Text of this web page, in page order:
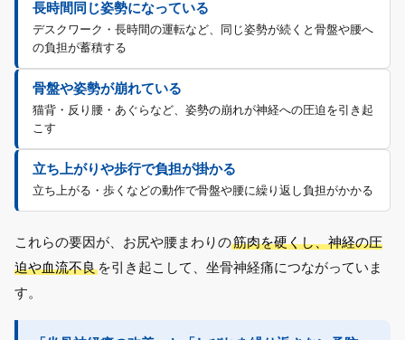
長時間同じ姿勢になっている
デスクワーク・長時間の運転など、同じ姿勢が続くと骨盤や腰へ
の負担が蓄積する
骨盤や姿勢が崩れている
猫背・反り腰・あぐらなど、姿勢の崩れが神経への圧迫を引き起
こす
立ち上がりや歩行で負担が掛かる
立ち上がる・歩くなどの動作で骨盤や腰に繰り返し負担がかかる
これらの要因が、お尻や腰まわりの筋肉を硬くし、神経の圧
迫や血流不良 を引き起こして、坐骨神経痛につながっていま
す。